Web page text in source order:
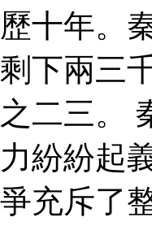
歷十年。
剩下兩三
之二三。
力紛紛起
爭充斥了